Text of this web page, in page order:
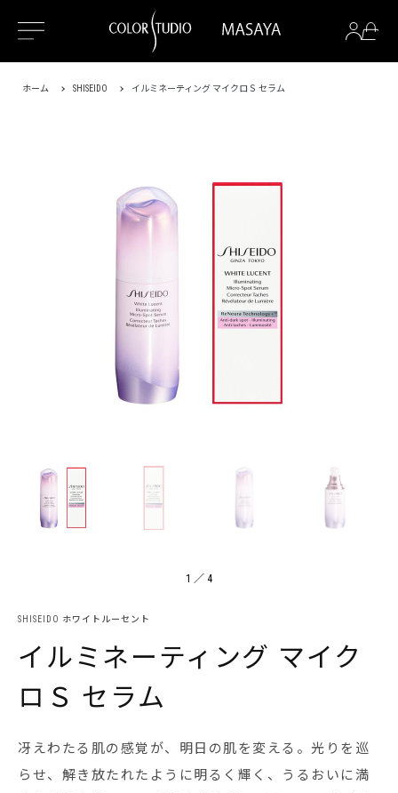
ホーム SHISEIDO イルミネーティング マイクロＳ セラム
1 ／ 4
SHISEIDO ホワイトルーセント
イルミネーティング マイク
ロＳ セラム
冴えわたる肌の感覚が、明日の肌を変える。光りを巡
らせ、解き放たれたように明るく輝く、うるおいに満